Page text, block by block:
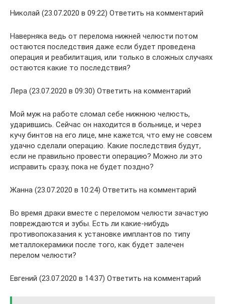
Николай (23.07.2020 в 09:22) Ответить на комментарий
Наверняка ведь от перелома нижней челюсти потом
остаются последствия даже если будет проведена
операция и реабилитация, или только в сложных случаях
остаются какие то последствия?
Лера (23.07.2020 в 09:30) Ответить на комментарий
Мой муж на работе сломал себе нижнюю челюсть,
ударившись. Сейчас он находится в больнице, и через
кучу бинтов на его лице, мне кажется, что ему не совсем
удачно сделали операцию. Какие последствия будут,
если не правильно провести операцию? Можно ли это
исправить сразу, пока не будет поздно?
Жанна (23.07.2020 в 10:24) Ответить на комментарий
Во время драки вместе с переломом челюсти зачастую
повреждаются и зубы. Есть ли какие-нибудь
противопоказания к установке имплантов по типу
металлокерамики после того, как будет залечен
перелом челюсти?
Евгений (23.07.2020 в 14:37) Ответить на комментарий